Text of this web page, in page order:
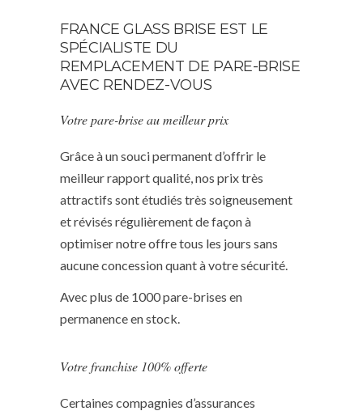
FRANCE GLASS BRISE EST LE
SPÉCIALISTE DU
REMPLACEMENT DE PARE-BRISE
AVEC RENDEZ-VOUS
Votre pare-brise au meilleur prix
Grâce à un souci permanent d’offrir le
meilleur rapport qualité, nos prix très
attractifs sont étudiés très soigneusement
et révisés régulièrement de façon à
optimiser notre offre tous les jours sans
aucune concession quant à votre sécurité.
Avec plus de 1000 pare-brises en
permanence en stock.
Votre franchise 100% offerte
Certaines compagnies d’assurances